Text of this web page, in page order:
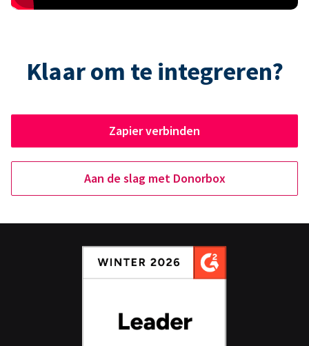
Klaar om te integreren?
Zapier verbinden
Aan de slag met Donorbox